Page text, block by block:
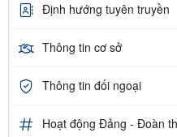
Định hướng tuyên truyền
Thông tin cơ sở
Thông tin đối ngoại
Hoạt động Đảng - Đoàn